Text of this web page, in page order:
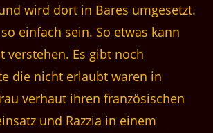
wird dort in Bares umgesetzt.
einfach sein. So etwas kann
verstehen. Es gibt noch
die nicht erlaubt waren in
verhaut ihren französischen
und Razzia in einem